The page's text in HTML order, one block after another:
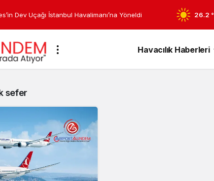
Dev Uçağı İstanbul Havalimanı’na Yöneldi 26.2 °
Havacılık Haberleri
sefer